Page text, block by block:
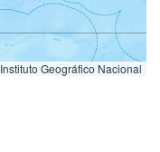
Geográfico Nacional